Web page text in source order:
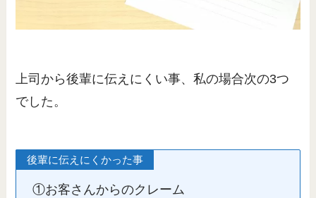
上司から後輩に伝えにくい事、私の場合次の3つ
でした。
後輩に伝えにくかった事
①お客さんからのクレーム